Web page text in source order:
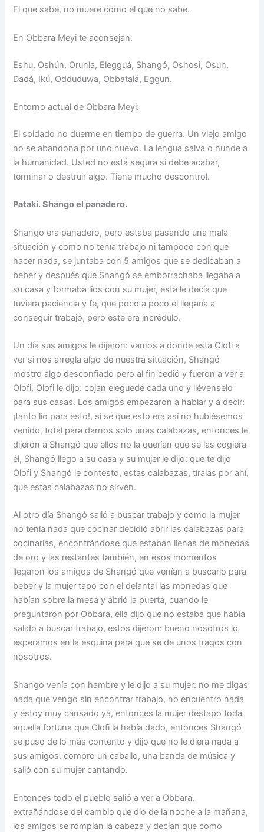
El que sabe, no muere como el que no sabe.
En Obbara Meyi te aconsejan:
Eshu, Oshún, Orunla, Elegguá, Shangó, Oshosi, Osun,
Dadá, Ikú, Odduduwa, Obbatalá, Eggun.
Entorno actual de Obbara Meyi:
El soldado no duerme en tiempo de guerra. Un viejo amigo
no se abandona por uno nuevo. La lengua salva o hunde a
la humanidad. Usted no está segura si debe acabar,
terminar o destruir algo. Tiene mucho descontrol.
Patakí. Shango el panadero.
Shango era panadero, pero estaba pasando una mala
situación y como no tenía trabajo ni tampoco con que
hacer nada, se juntaba con 5 amigos que se dedicaban a
beber y después que Shangó se emborrachaba llegaba a
su casa y formaba líos con su mujer, esta le decía que
tuviera paciencia y fe, que poco a poco el llegaría a
conseguir trabajo, pero este era incrédulo.
Un día sus amigos le dijeron: vamos a donde esta Olofi a
ver si nos arregla algo de nuestra situación, Shangó
mostro algo desconfiado pero al fin cedió y fueron a ver a
Olofi, Olofi le dijo: cojan eleguede cada uno y llévenselo
para sus casas. Los amigos empezaron a hablar y a decir:
¡tanto lio para esto!, si sé que esto era así no hubiésemos
venido, total para darnos solo unas calabazas, entonces le
dijeron a Shangó que ellos no la querían que se las cogiera
él, Shangó llego a su casa y su mujer le dijo: que te dijo
Olofi y Shangó le contesto, estas calabazas, tíralas por ahí,
que estas calabazas no sirven.
Al otro día Shangó salió a buscar trabajo y como la mujer
no tenía nada que cocinar decidió abrir las calabazas para
cocinarlas, encontrándose que estaban llenas de monedas
de oro y las restantes también, en esos momentos
llegaron los amigos de Shangó que venían a buscarlo para
beber y la mujer tapo con el delantal las monedas que
habían sobre la mesa y abrió la puerta, cuando le
preguntaron por Obbara, ella dijo que no estaba que había
salido a buscar trabajo, estos dijeron: bueno nosotros lo
esperamos en la esquina para que se de unos tragos con
nosotros.
Shango venía con hambre y le dijo a su mujer: no me digas
nada que vengo sin encontrar trabajo, no encuentro nada
y estoy muy cansado ya, entonces la mujer destapo toda
aquella fortuna que Olofi la había dado, entonces Shangó
se puso de lo más contento y dijo que no le diera nada a
sus amigos, compro un caballo, una banda de música y
salió con su mujer cantando.
Entonces todo el pueblo salió a ver a Obbara,
extrañándose del cambio que dio de la noche a la mañana,
los amigos se rompían la cabeza y decían que como